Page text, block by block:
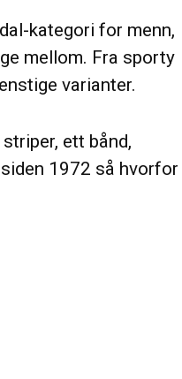
kategori for menn,
mellom. Fra sporty
varianter.
ett bånd,
1972 så hvorfor